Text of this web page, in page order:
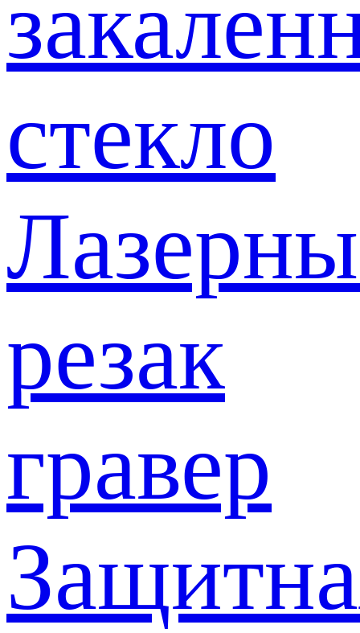
стекло
резак
гравер